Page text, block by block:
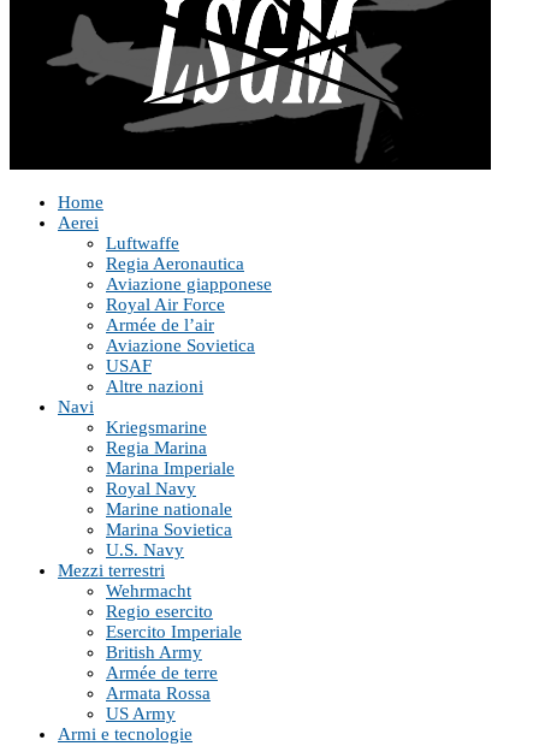
Home
Aerei
Luftwaffe
Regia Aeronautica
Aviazione giapponese
Royal Air Force
Armée de l’air
Aviazione Sovietica
USAF
Altre nazioni
Navi
Kriegsmarine
Regia Marina
Marina Imperiale
Royal Navy
Marine nationale
Marina Sovietica
U.S. Navy
Mezzi terrestri
Wehrmacht
Regio esercito
Esercito Imperiale
British Army
Armée de terre
Armata Rossa
US Army
Armi e tecnologie